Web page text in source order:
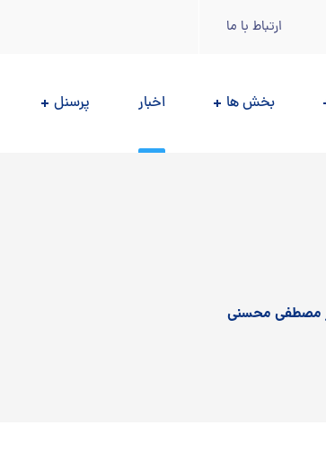
ارتباط با ما
بخش ها اخبار پرسنل
مصطفی محسنی